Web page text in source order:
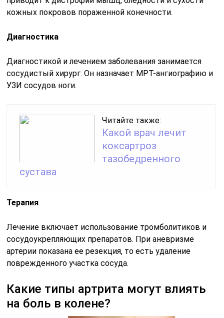
кожных покровов пораженной конечности.
Диагностика
Диагностикой и лечением заболевания занимается
сосудистый хирург. Он назначает МРТ-ангиографию и
УЗИ сосудов ноги.
Читайте также:
Какой врач лечит
коксартроз
тазобедренного
сустава
Терапия
Лечение включает использование тромболитиков и
сосудоукрепляющих препаратов. При аневризме
артерии показана ее резекция, то есть удаление
поврежденного участка сосуда.
Какие типы артрита могут влиять
на боль в колене?